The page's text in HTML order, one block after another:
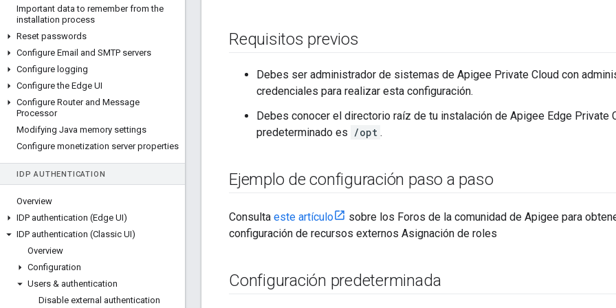
Important data to remember from the
installation process
Reset passwords
Configure Email and SMTP servers
Configure logging
Configure the Edge UI
Configure Router and Message
Processor
Modifying Java memory settings
Configure monetization server properties
IDP AUTHENTICATION
Overview
IDP authentication (Edge UI)
IDP authentication (Classic UI)
Overview
Configuration
Users & authentication
Disable external authentication
Requisitos previos
Debes ser administrador de sistemas de Apigee Private Cloud con
credenciales para realizar esta configuración.
Debes conocer el directorio raíz de tu instalación de Apigee Edge Private
predeterminado es /opt .
Ejemplo de configuración paso a paso
Consulta este artículo
sobre los Foros de la comunidad de Apigee para
configuración de recursos externos Asignación de roles
Configuración predeterminada